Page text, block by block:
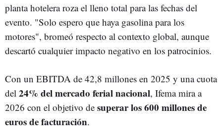
planta hotelera roza el lleno total para las fechas del
evento. "Solo espero que haya gasolina para los
motores", bromeó respecto al contexto global, aunque
descartó cualquier impacto negativo en los patrocinios.
Con un EBITDA de 42,8 millones en 2025 y una cuota
del 24% del mercado ferial nacional, Ifema mira a
2026 con el objetivo de superar los 600 millones de
euros de facturación.